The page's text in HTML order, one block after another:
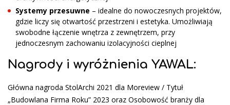
Systemy przesuwne – idealne do nowoczesnych projektów,
gdzie liczy się otwartość przestrzeni i estetyka. Umożliwiają
swobodne łączenie wnętrza z zewnętrzem, przy
jednoczesnym zachowaniu izolacyjności cieplnej
Nagrody i wyróżnienia YAWAL:
Główna nagroda StolArchi 2021 dla Moreview / Tytuł
„Budowlana Firma Roku” 2023 oraz Osobowość branży dla